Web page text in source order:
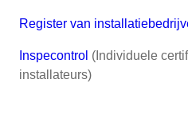
Register van
Inspecontrol (Individuele
installateurs)